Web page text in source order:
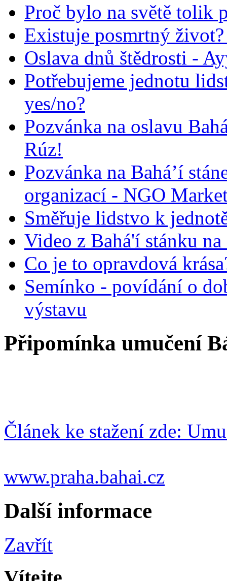
Proč bylo na světě tolik
Existuje posmrtný
Oslava dnů štědrosti -
Potřebujeme jednotu
yes/no?
Pozvánka na oslavu
Rúz!
Pozvánka na Bahá’í
organizací - NGO
Směřuje lidstvo k
Video z Bahá'í stánku
Co je to opravdová
Semínko - povídání o
výstavu
Připomínka umučení
Článek ke stažení zde:
www.praha.bahai.cz
Další informace
Zavřít